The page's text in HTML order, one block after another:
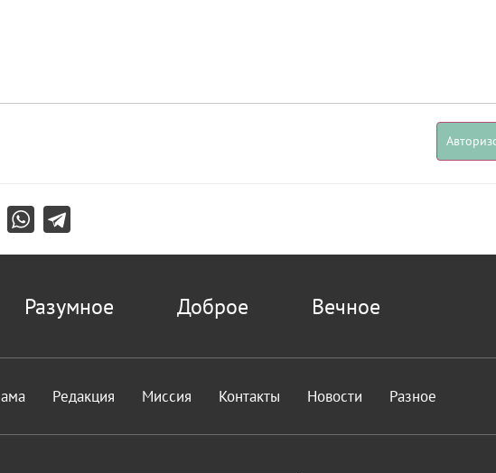
Разумное Доброе Вечное
Редакция Миссия Контакты Новости Разное